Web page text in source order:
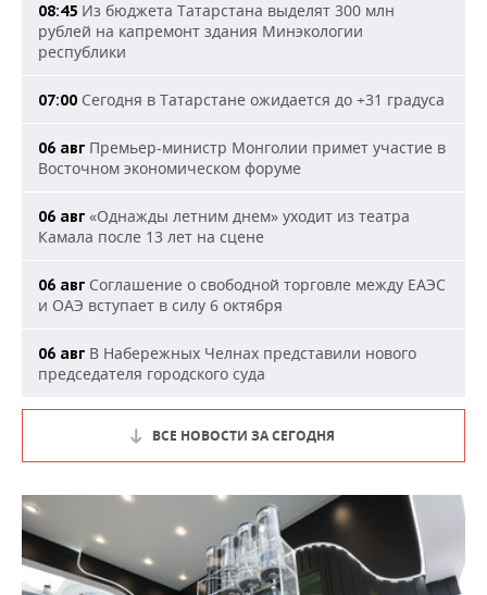
08:45 Из бюджета Татарстана выделят 300 млн
рублей на капремонт здания Минэкологии
республики
07:00 Сегодня в Татарстане ожидается до +31 градуса
06 авг Премьер-министр Монголии примет участие в
Восточном экономическом форуме
06 авг «Однажды летним днем» уходит из театра
Камала после 13 лет на сцене
06 авг Соглашение о свободной торговле между ЕАЭС
и ОАЭ вступает в силу 6 октября
06 авг В Набережных Челнах представили нового
председателя городского суда
ВСЕ НОВОСТИ ЗА СЕГОДНЯ